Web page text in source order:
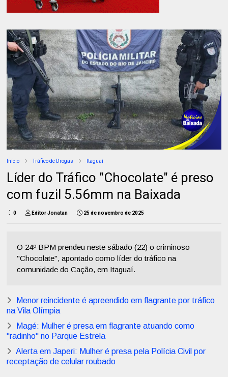
Início Tráfico de Drogas Itaguaí
Líder do Tráfico "Chocolate" é preso
com fuzil 5.56mm na Baixada
0 Editor Jonatan 25 de novembro de 2025
O 24º BPM prendeu neste sábado (22) o criminoso
"Chocolate", apontado como líder do tráfico na
comunidade do Cação, em Itaguaí.
Menor reincidente é apreendido em flagrante por tráfico
na Vila Olímpia
Magé: Mulher é presa em flagrante atuando como
"radinho" no Parque Estrela
Alerta em Japeri: Mulher é presa pela Polícia Civil por
receptação de celular roubado